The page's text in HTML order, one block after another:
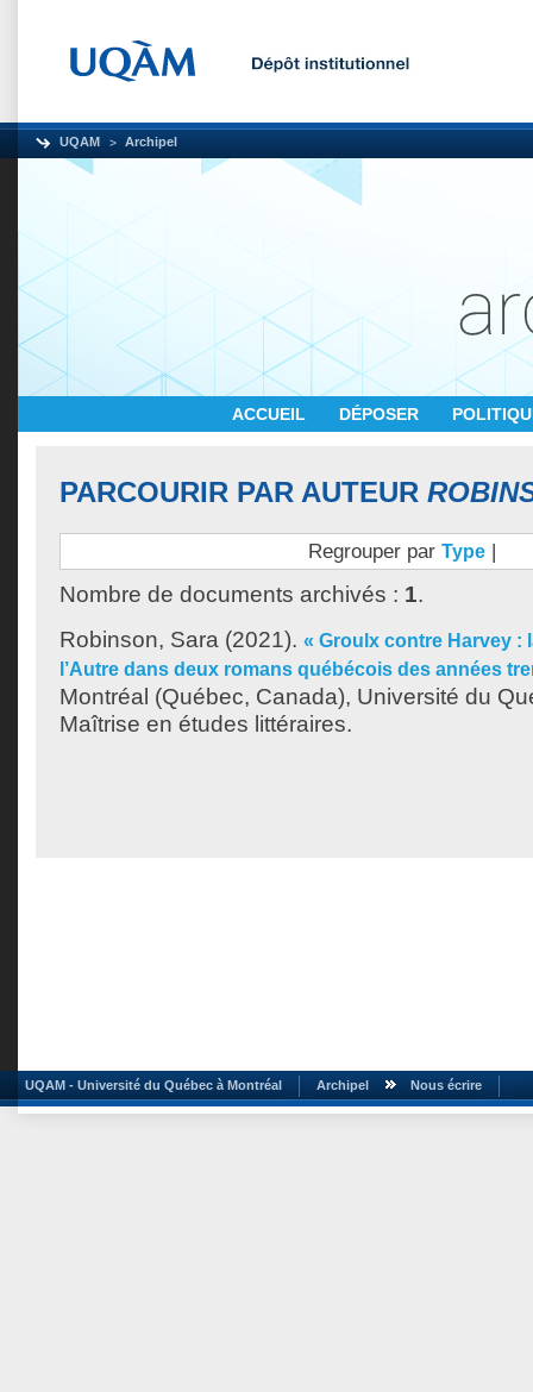
UQAM Archipel
ACCUEIL DÉPOSER
PARCOURIR PAR AUTEUR
Regrouper par Type |
Nombre de documents archivés : 1.
Robinson, Sara (2021). « Groulx contre Harvey :
l’Autre dans deux romans québécois des années
Montréal (Québec, Canada), Université du
Maîtrise en études littéraires.
UQAM - Université du Québec à Montréal Archipel Nous écrire